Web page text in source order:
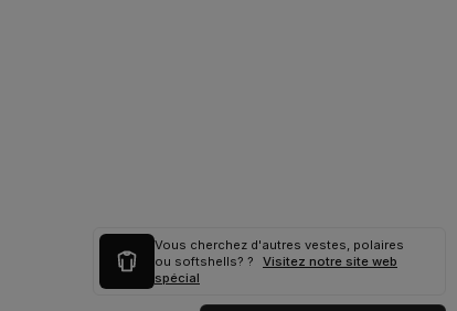
Vous cherchez d'autres vestes, polaires
ou softshells? ?
Visitez notre site web
spécial